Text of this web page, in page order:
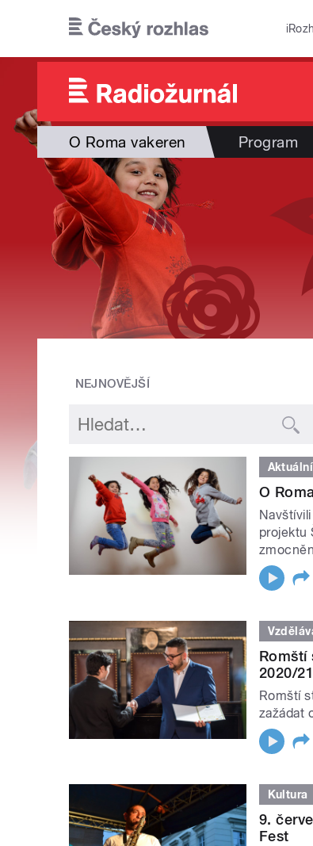
O Roma vakeren Program
NEJNOVĚJŠÍ
O
projektu
Romští
2020/21
Romští
zažádat
Kultura
9.
Fest